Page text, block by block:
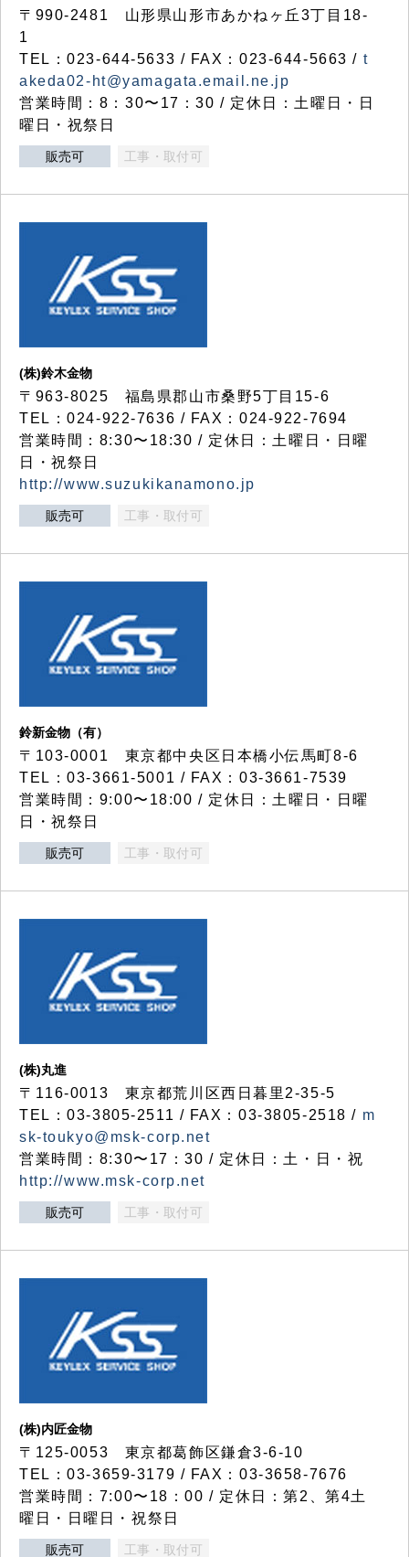
〒990-2481 山形県山形市あかねヶ丘3丁目18-
1
TEL：023-644-5633 / FAX：023-644-5663 / t
akeda02-ht@yamagata.email.ne.jp
営業時間：8：30〜17：30 / 定休日：土曜日・日
曜日・祝祭日
販売可 工事・取付可
(株)鈴木金物
〒963-8025 福島県郡山市桑野5丁目15-6
TEL：024-922-7636 / FAX：024-922-7694
営業時間：8:30〜18:30 / 定休日：土曜日・日曜
日・祝祭日
http://www.suzukikanamono.jp
販売可 工事・取付可
鈴新金物（有）
〒103-0001 東京都中央区日本橋小伝馬町8-6
TEL：03-3661-5001 / FAX：03-3661-7539
営業時間：9:00〜18:00 / 定休日：土曜日・日曜
日・祝祭日
販売可 工事・取付可
(株)丸進
〒116-0013 東京都荒川区西日暮里2-35-5
TEL：03-3805-2511 / FAX：03-3805-2518 / m
sk-toukyo@msk-corp.net
営業時間：8:30〜17：30 / 定休日：土・日・祝
http://www.msk-corp.net
販売可 工事・取付可
(株)内匠金物
〒125-0053 東京都葛飾区鎌倉3-6-10
TEL：03-3659-3179 / FAX：03-3658-7676
営業時間：7:00〜18：00 / 定休日：第2、第4土
曜日・日曜日・祝祭日
販売可 工事・取付可